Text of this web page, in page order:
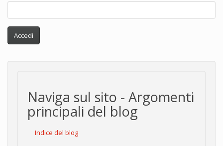
Accedi
Naviga sul sito - Argomenti
principali del blog
Indice del blog